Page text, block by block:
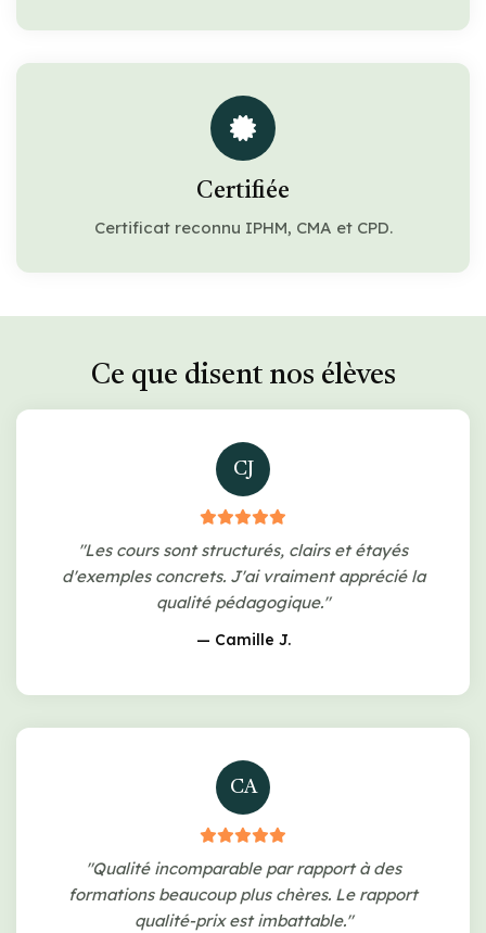
Certifiée
Certificat reconnu IPHM, CMA et CPD.
Ce que disent nos élèves
CJ
"Les cours sont structurés, clairs et étayés
d'exemples concrets. J'ai vraiment apprécié la
qualité pédagogique."
— Camille J.
CA
"Qualité incomparable par rapport à des
formations beaucoup plus chères. Le rapport
qualité-prix est imbattable."